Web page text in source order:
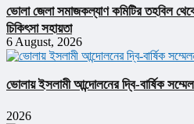
ভোলা জেলা সমাজকল্যাণ কমিটির তহবিল
চিকিৎসা সহায়তা
6 August, 2026
ভোলায় ইসলামী আন্দোলনের দ্বি-বার্ষিক
2026